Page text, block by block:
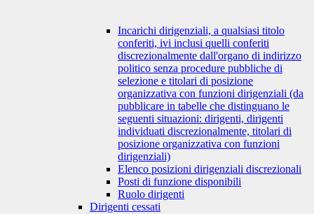
Incarichi dirigenziali, a qualsiasi titolo
conferiti, ivi inclusi quelli conferiti
discrezionalmente dall'organo di indirizzo
politico senza procedure pubbliche di
selezione e titolari di posizione
organizzativa con funzioni dirigenziali (da
pubblicare in tabelle che distinguano le
seguenti situazioni: dirigenti, dirigenti
individuati discrezionalmente, titolari di
posizione organizzativa con funzioni
dirigenziali)
Elenco posizioni dirigenziali discrezionali
Posti di funzione disponibili
Ruolo dirigenti
Dirigenti cessati